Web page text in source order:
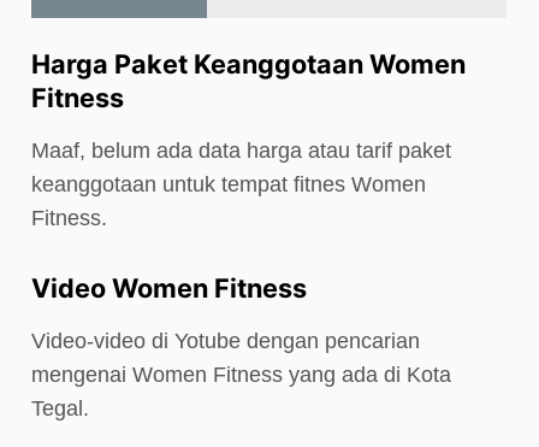
Harga Paket Keanggotaan Women
Fitness
Maaf, belum ada data harga atau tarif paket
keanggotaan untuk tempat fitnes Women
Fitness.
Video Women Fitness
Video-video di Yotube dengan pencarian
mengenai Women Fitness yang ada di Kota
Tegal.